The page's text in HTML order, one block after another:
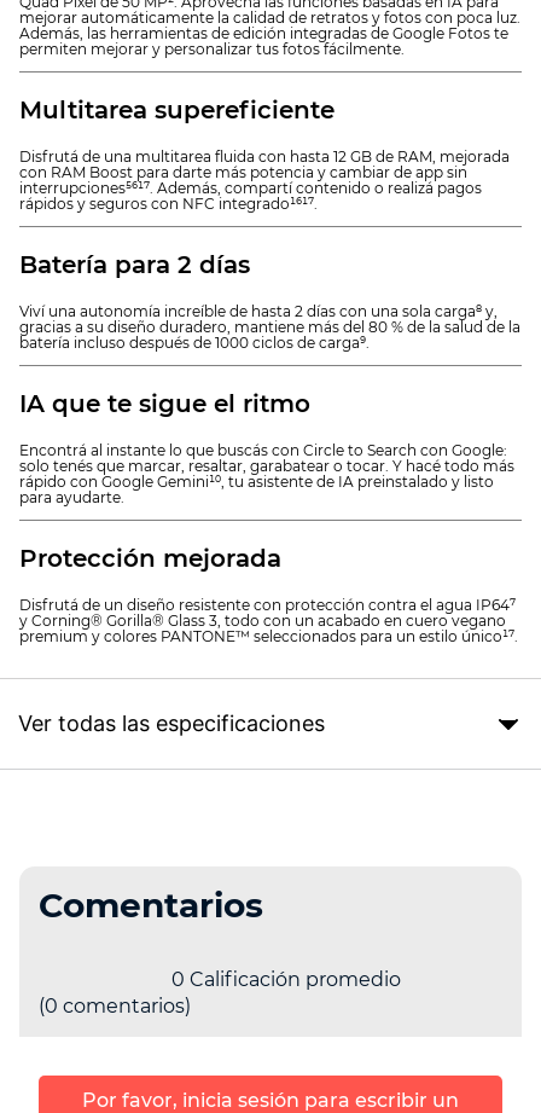
mejorar automáticamente la calidad de retratos y fotos con poca luz.
Además, las herramientas de edición integradas de Google Fotos te
permiten mejorar y personalizar tus fotos fácilmente.
Multitarea supereficiente
Disfrutá de una multitarea fluida con hasta 12 GB de RAM, mejorada
con RAM Boost para darte más potencia y cambiar de app sin
interrupciones⁵⁶¹⁷. Además, compartí contenido o realizá pagos
rápidos y seguros con NFC integrado¹⁶¹⁷.
Batería para 2 días
Viví una autonomía increíble de hasta 2 días con una sola carga⁸ y,
gracias a su diseño duradero, mantiene más del 80 % de la salud de la
batería incluso después de 1000 ciclos de carga⁹.
IA que te sigue el ritmo
Encontrá al instante lo que buscás con Circle to Search con Google:
solo tenés que marcar, resaltar, garabatear o tocar. Y hacé todo más
rápido con Google Gemini¹⁰, tu asistente de IA preinstalado y listo
para ayudarte.
Protección mejorada
Disfrutá de un diseño resistente con protección contra el agua IP64⁷
y Corning® Gorilla® Glass 3, todo con un acabado en cuero vegano
premium y colores PANTONE™ seleccionados para un estilo único¹⁷.
Ver todas las especificaciones
Comentarios
0 Calificación promedio
(0 comentarios)
Por favor, inicia sesión para escribir un